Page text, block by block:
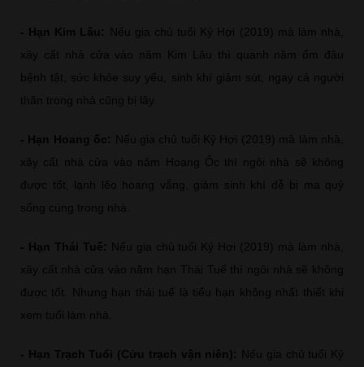
- Hạn Kim Lâu:
Nếu gia chủ tuổi Kỷ Hợi (2019) mà làm nhà,
xây cất nhà cửa vào năm Kim Lâu thì quanh năm ốm đâu
bệnh tật, sức khỏe suy yếu, sinh khí giảm sút, ngay cả người
thân trong nhà cũng bị lây.
- Hạn Hoang ốc:
Nếu gia chủ tuổi Kỷ Hợi (2019) mà làm nhà,
xây cất nhà cửa vào năm Hoang Ốc thì ngôi nhà sẽ không
được tốt, lạnh lẽo hoang vắng, giảm sinh khí dễ bị ma quỷ
sống cùng trong nhà.
- Hạn Thái Tuế:
Nếu gia chủ tuổi Kỷ Hợi (2019) mà làm nhà,
xây cất nhà cửa vào năm hạn Thái Tuế thì ngôi nhà sẽ không
được tốt. Nhưng hạn thái tuế là tiểu hạn không nhất thiết khi
xem tuổi làm nhà.
- Hạn Trạch Tuổi (Cửu trạch vận niên):
Nếu gia chủ tuổi Kỷ